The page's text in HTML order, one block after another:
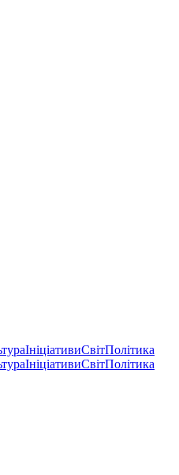
ІніціативиСвітПолітика
ІніціативиСвітПолітика